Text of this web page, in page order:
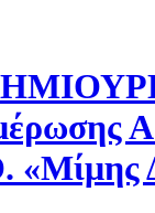
«Μίμης